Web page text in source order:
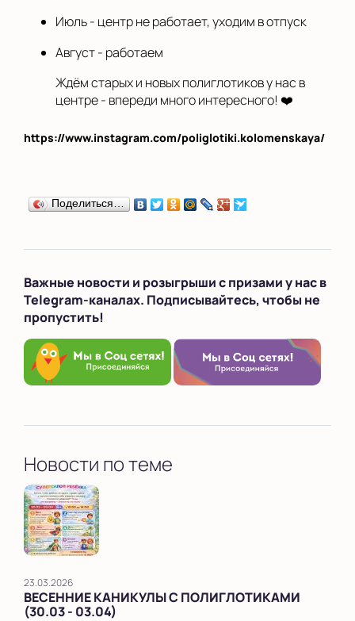
Июль - центр не работает, уходим в отпуск
Август - работаем
Ждём старых и новых полиглотиков у нас в
центре - впереди много интересного! ❤️
https://www.instagram.com/poliglotiki.kolomenskaya/
Поделиться…
Важные новости и розыгрыши с призами у нас в
Telegram-каналах. Подписывайтесь, чтобы не
пропустить!
Новости по теме
23.03.2026
ВЕСЕННИЕ КАНИКУЛЫ С ПОЛИГЛОТИКАМИ
(30.03 - 03.04)